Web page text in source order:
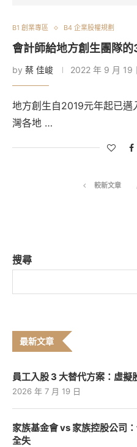
B1 創業專區 B4 企業股權規劃
會計師給地方創生團隊
by 蔡 佳峻 2022 年 9 月 19
地方創生自2019元年起已
灣各地 …
較新文章
搜尋
最新文章
員工入股 3 大替代方案：虛
2026 年 7 月 19 日
家族基金會 vs 家族控股公司
全失